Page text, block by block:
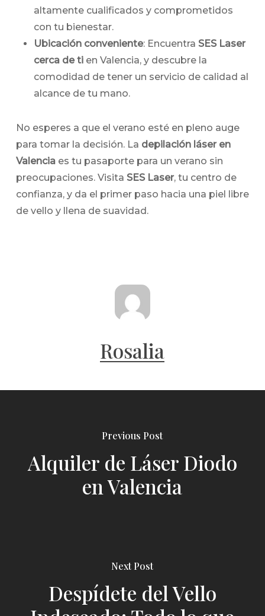
altamente cualificados y comprometidos
con tu bienestar.
Ubicación conveniente: Encuentra SES Laser
cerca de tien Valencia, y descubre la
comodidad de tener un servicio de calidad al
alcance de tu mano.
No esperes a que el verano esté en pleno auge
para tomar la decisión. La depilación láser en
Valenciaes tu pasaporte para un verano sin
preocupaciones. Visita SES Laser, tu centro de
confianza, y da el primer paso hacia una piel libre
de vello y llena de suavidad.
Rosalia
Previous Post
Alquiler de Láser Diodo
en Valencia
Next Post
Despídete del Vello